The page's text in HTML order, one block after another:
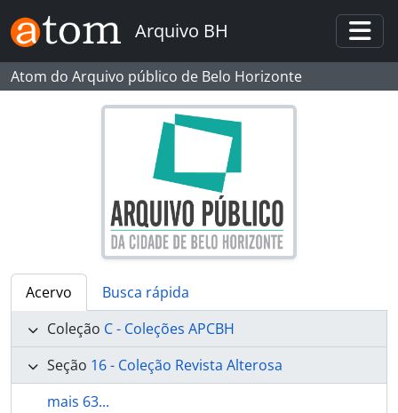
Skip to main content
Arquivo BH
Atom do Arquivo público de Belo Horizonte
Acervo
Busca rápida
Coleção C - Coleções APCBH
Seção 16 - Coleção Revista Alterosa
mais 63...